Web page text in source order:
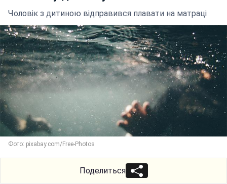
Чоловік з дитиною відправився плавати на матраці
Фото: pixabay.com/Free-Photos
Поделиться